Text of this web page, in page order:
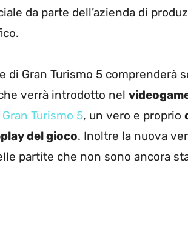
da parte dell’azienda di
di Gran Turismo 5 comprenderà
verrà introdotto nel
Turismo 5, un vero e proprio
del gioco. Inoltre la nuova
partite che non sono ancora